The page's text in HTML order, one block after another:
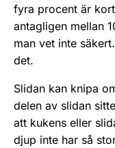
fyra procent är
antagligen mellan
man vet inte
det.
Slidan kan knipa
delen av slidan
att kukens eller
djup inte har så